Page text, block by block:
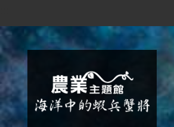
跳到主要內容
農業知識入口網